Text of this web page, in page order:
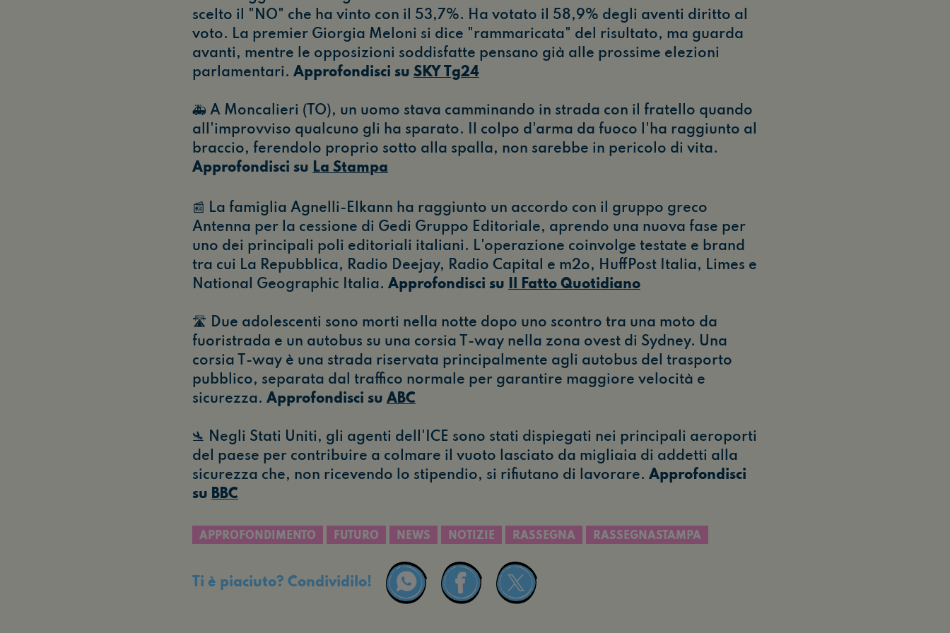
scelto il "NO" che ha vinto con il 53,7%. Ha votato il 58,9% degli aventi diritto al
voto. La premier Giorgia Meloni si dice "rammaricata" del risultato, ma guarda
avanti, mentre le opposizioni soddisfatte pensano già alle prossime elezioni
parlamentari. Approfondisci su SKY Tg24
🚑 A Moncalieri (TO), un uomo stava camminando in strada con il fratello quando
all'improvviso qualcuno gli ha sparato. Il colpo d'arma da fuoco l'ha raggiunto al
braccio, ferendolo proprio sotto alla spalla, non sarebbe in pericolo di vita.
Approfondisci su La Stampa
📰 La famiglia Agnelli-Elkann ha raggiunto un accordo con il gruppo greco
Antenna per la cessione di Gedi Gruppo Editoriale, aprendo una nuova fase per
uno dei principali poli editoriali italiani. L'operazione coinvolge testate e brand
tra cui La Repubblica, Radio Deejay, Radio Capital e m2o, HuffPost Italia, Limes e
National Geographic Italia. Approfondisci su Il Fatto Quotidiano
🛣️ Due adolescenti sono morti nella notte dopo uno scontro tra una moto da
fuoristrada e un autobus su una corsia T-way nella zona ovest di Sydney. Una
corsia T-way è una strada riservata principalmente agli autobus del trasporto
pubblico, separata dal traffico normale per garantire maggiore velocità e
sicurezza. Approfondisci su ABC
🛬 Negli Stati Uniti, gli agenti dell'ICE sono stati dispiegati nei principali aeroporti
del paese per contribuire a colmare il vuoto lasciato da migliaia di addetti alla
sicurezza che, non ricevendo lo stipendio, si rifiutano di lavorare. Approfondisci
su BBC
APPROFONDIMENTO FUTURO NEWS NOTIZIE RASSEGNA RASSEGNASTAMPA
Ti è piaciuto? Condividilo!